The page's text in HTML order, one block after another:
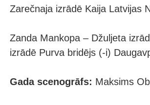
Zarečnaja izrādē Kaija Latvijas
Zanda Mankopa – Džuljeta
izrādē Purva bridējs (-i)
Gada scenogrāfs: Maksims